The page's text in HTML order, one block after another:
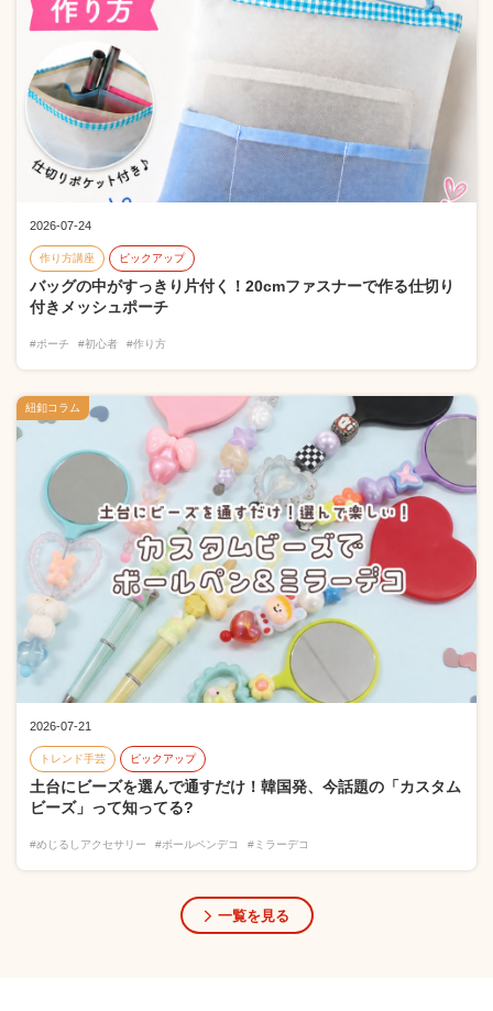
2026-07-24
作り方講座 ピックアップ
バッグの中がすっきり片付く！20cmファスナーで作る仕切り
付きメッシュポーチ
#ポーチ #初心者 #作り方
2026-07-21
トレンド手芸 ピックアップ
土台にビーズを選んで通すだけ！韓国発、今話題の「カスタム
ビーズ」って知ってる?
#めじるしアクセサリー #ボールペンデコ #ミラーデコ
紐釦コラム
一覧を見る